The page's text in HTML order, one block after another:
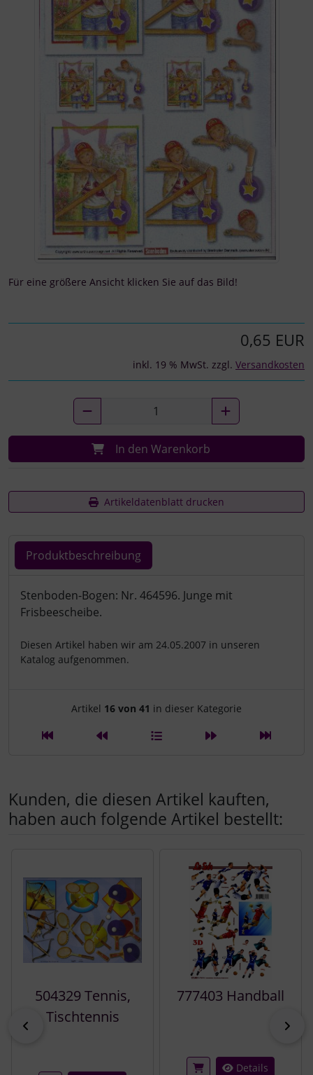
Für eine größere Ansicht klicken Sie auf das Bild!
0,65 EUR
inkl. 19 % MwSt. zzgl. Versandkosten
In den Warenkorb
Artikeldatenblatt drucken
Produktbeschreibung
Produktbeschreibung
Stenboden-Bogen: Nr. 464596. Junge mit
Frisbeescheibe.
Diesen Artikel haben wir am 24.05.2007 in unseren
Katalog aufgenommen.
Artikelnavigation innerhalb
Artikel 16 von 41 in dieser Kategorie
Kunden, die diesen Artikel kauften,
haben auch folgende Artikel bestellt:
zurück
504329 Tennis,
Tischtennis
777403 Handball
Details